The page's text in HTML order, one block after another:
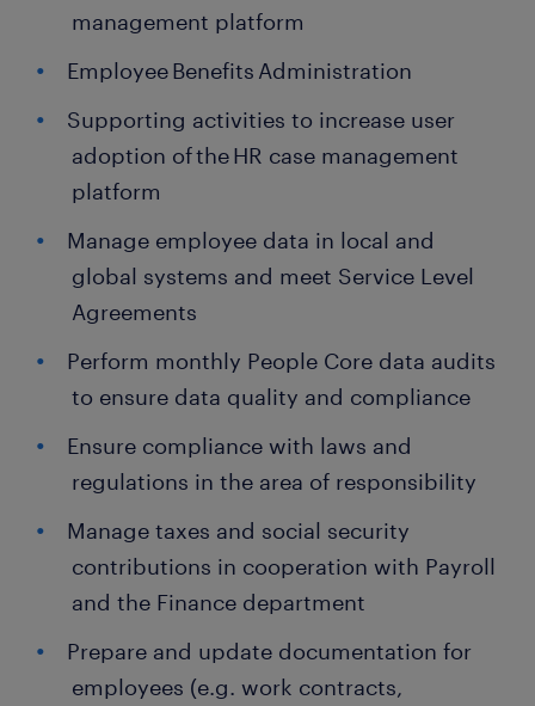
management platform
Employee Benefits Administration
Supporting activities to increase user
adoption of the HR case management
platform
Manage employee data in local and
global systems and meet Service Level
Agreements
Perform monthly People Core data audits
to ensure data quality and compliance
Ensure compliance with laws and
regulations in the area of responsibility
Manage taxes and social security
contributions in cooperation with Payroll
and the Finance department
Prepare and update documentation for
employees (e.g. work contracts,